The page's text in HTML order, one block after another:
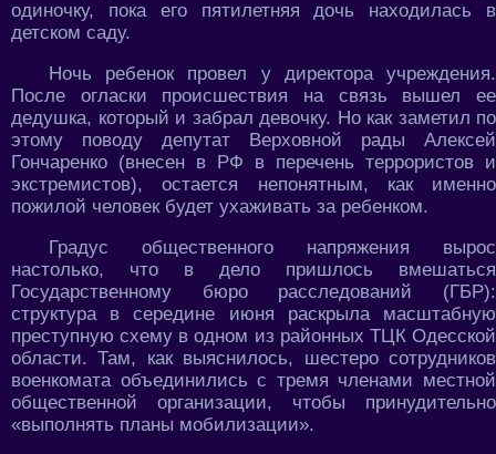
одиночку, пока его пятилетняя дочь находилась в
детском саду.
Ночь ребенок провел у директора учреждения.
После огласки происшествия на связь вышел ее
дедушка, который и забрал девочку. Но как заметил по
этому поводу депутат Верховной рады Алексей
Гончаренко (внесен в РФ в перечень террористов и
экстремистов), остается непонятным, как именно
пожилой человек будет ухаживать за ребенком.
Градус общественного напряжения вырос
настолько, что в дело пришлось вмешаться
Государственному бюро расследований (ГБР):
структура в середине июня раскрыла масштабную
преступную схему в одном из районных ТЦК Одесской
области. Там, как выяснилось, шестеро сотрудников
военкомата объединились с тремя членами местной
общественной организации, чтобы принудительно
«выполнять планы мобилизации».